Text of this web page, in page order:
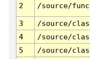
2 /source/
3 /source/
4
/source/
5
/source/